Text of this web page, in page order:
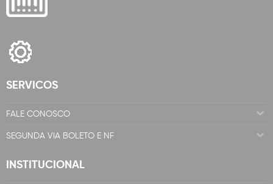
SERVICOS
FALE CONOSCO
SEGUNDA VIA BOLETO E NF
INSTITUCIONAL